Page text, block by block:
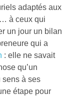
adaptés aux
à ceux qui
un jour un bilan
qui a
: elle ne savait
qu’un
sens à ses
étape pour